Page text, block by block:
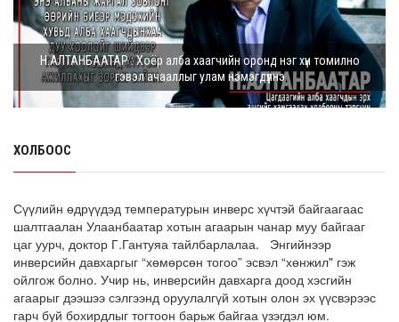
8 сарын 05, 2026
Э.Батшугар: Монгол Улс нэг эх үүсвэрээс буюу өндөр
чанартай эмийг, хямд үнээр худ...
8 сарын 05, 2026
НӨӨЦТЭЙ БАЙНА
8 сарын 05, 2026
Тэгш, сондгойгоор зааглан шатахуун олгосноор
өдрийн ачаалал ХОЁР ДАХИН БУУРСАН
Н.АЛТАНБААТАР : Хоёр алба хаагчийн оронд нэг хүн томилно
гэвэл ачааллыг улам нэмэгдүүлнэ
ХОЛБООС
Сүүлийн өдрүүдэд температурын инверс хүчтэй байгаагаас
шалтгаалан Улаанбаатар хотын агаарын чанар муу байгааг
цаг уурч, доктор Г.Гантуяа тайлбарлалаа. Энгийнээр
инверсийн давхаргыг “хөмөрсөн тогоо” эсвэл “хөнжил" гэж
ойлгож болно. Учир нь, инверсийн давхарга доод хэсгийн
агаарыг дээшээ сэлгээнд оруулалгүй хотын олон эх үүсвэрээс
гарч буй бохирдлыг тогтоон барьж байгаа үзэгдэл юм.